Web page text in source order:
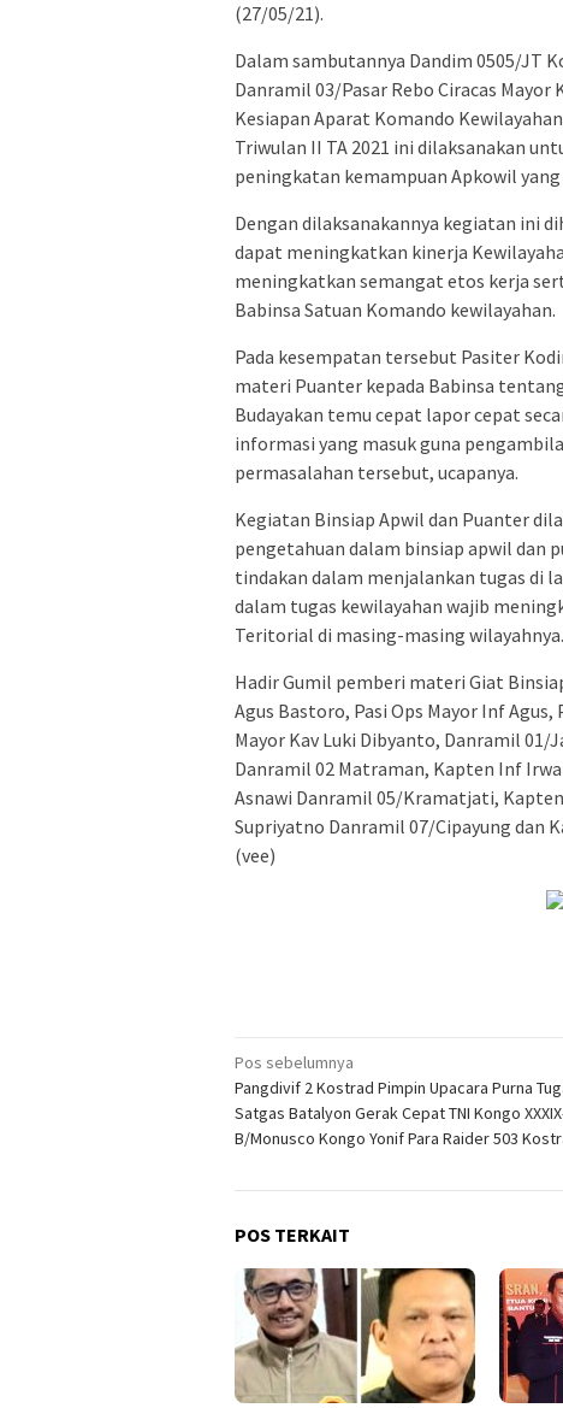
(27/05/21).
Dalam sambutannya Dandim 0505/JT
Danramil 03/Pasar Rebo Ciracas
Kesiapan Aparat Komando
Triwulan II TA 2021 ini dilaksanakan
peningkatan kemampuan Apkowil
Dengan dilaksanakannya kegiatan ini
dapat meningkatkan kinerja
meningkatkan semangat etos kerja
Babinsa Satuan Komando kewilayahan.
Pada kesempatan tersebut Pasiter
materi Puanter kepada Babinsa
Budayakan temu cepat lapor cepat
informasi yang masuk guna
permasalahan tersebut, ucapanya.
Kegiatan Binsiap Apwil dan Puanter
pengetahuan dalam binsiap apwil dan
tindakan dalam menjalankan tugas di
dalam tugas kewilayahan wajib
Teritorial di masing-masing wilayahnya.
Hadir Gumil pemberi materi Giat
Agus Bastoro, Pasi Ops Mayor Inf
Mayor Kav Luki Dibyanto, Danramil 01/
Danramil 02 Matraman, Kapten Inf
Asnawi Danramil 05/Kramatjati,
Supriyatno Danramil 07/Cipayung dan
(vee)
Navigasi
pos
Pos sebelumnya
Pangdivif 2 Kostrad Pimpin Upacara Purna
Satgas Batalyon Gerak Cepat TNI Kongo
B/Monusco Kongo Yonif Para Raider 503
POS TERKAIT